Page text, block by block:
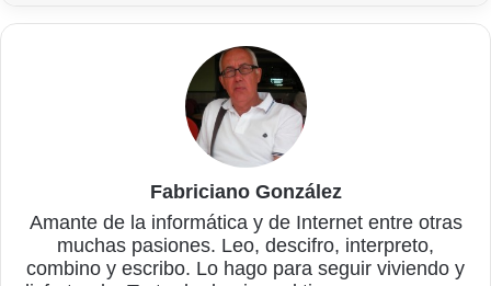
Fabriciano González
Amante de la informática y de Internet entre otras
muchas pasiones. Leo, descifro, interpreto,
combino y escribo. Lo hago para seguir viviendo y